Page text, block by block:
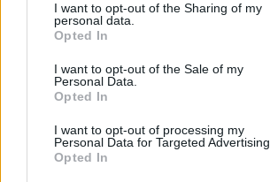
I want to opt-out of the Sharing of my
personal data.
Opted In
I want to opt-out of the Sale of my
Personal Data.
Opted In
I want to opt-out of processing my
Personal Data for Targeted Advertising.
Opted In
Zolpidem
20-02-2026 | Man | 77
zolpidem
Niet in de lijst
Effectiviteit
Hoeveelheid bijwerkingen